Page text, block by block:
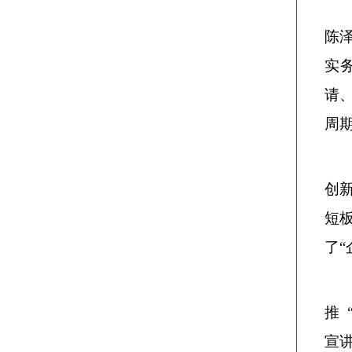
陈
实
请
周
创
短
了“
推
宣